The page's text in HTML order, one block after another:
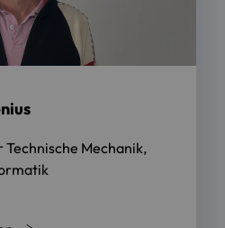
Technische Mechanik,